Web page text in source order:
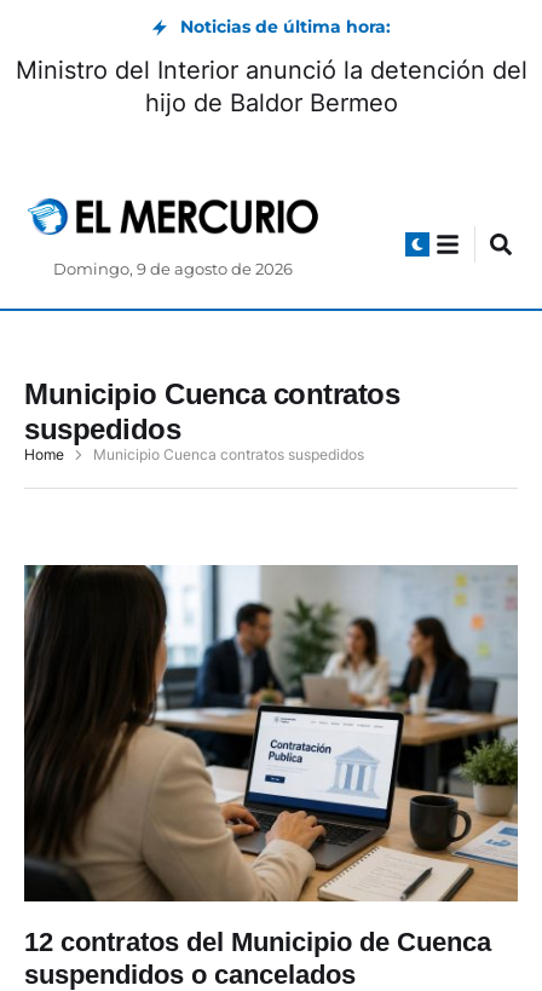
Noticias de última hora:
Ministro del Interior anunció la detención del
hijo de Baldor Bermeo
Domingo, 9 de agosto de 2026
Municipio Cuenca contratos
suspedidos
Home Municipio Cuenca contratos suspedidos
12 contratos del Municipio de Cuenca
suspendidos o cancelados